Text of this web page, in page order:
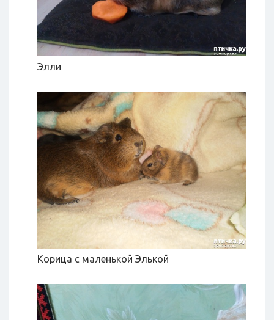
Элли
Корица с маленькой Элькой